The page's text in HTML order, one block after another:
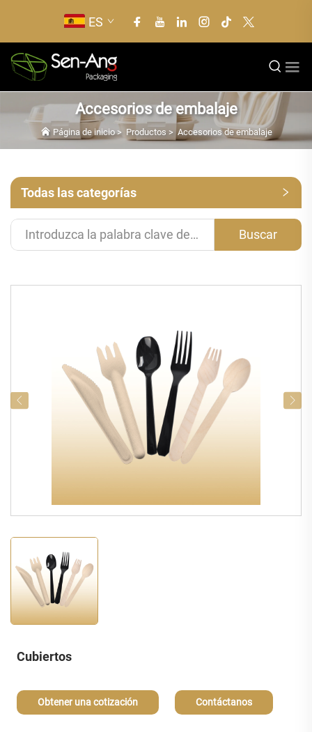
ES
Accesorios de embalaje
Página de inicio> Productos >Accesorios de embalaje
Todas las categorías
Buscar
Cubiertos
Obtener una cotización Contáctanos